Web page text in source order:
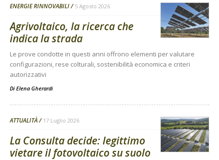
ENERGIE RINNOVABILI 5 Agosto 2026
Agrivoltaico, la ricerca che
indica la strada
Le prove condotte in questi anni offrono elementi per valutare
configurazioni, rese colturali, sostenibilità economica e criteri
autorizzativi
Di Elena Gherardi
ATTUALITÀ 17 Luglio 2026
La Consulta decide: legittimo
vietare il fotovoltaico su suolo